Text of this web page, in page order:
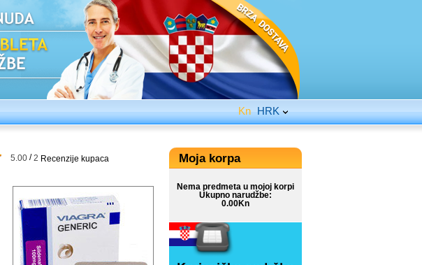
Kn HRK
5.00 /2 Recenzije kupaca Moja korpa
Nema predmeta u mojoj korpi
Ukupno narudžbe:
0.00Kn